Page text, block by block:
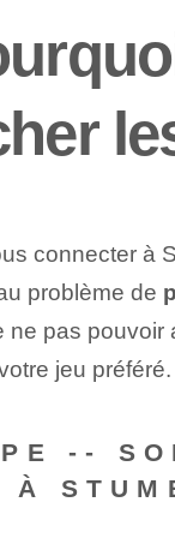
connecter à
problème de
ne pas
jeu
--
À